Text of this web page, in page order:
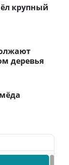
крупный
деревья